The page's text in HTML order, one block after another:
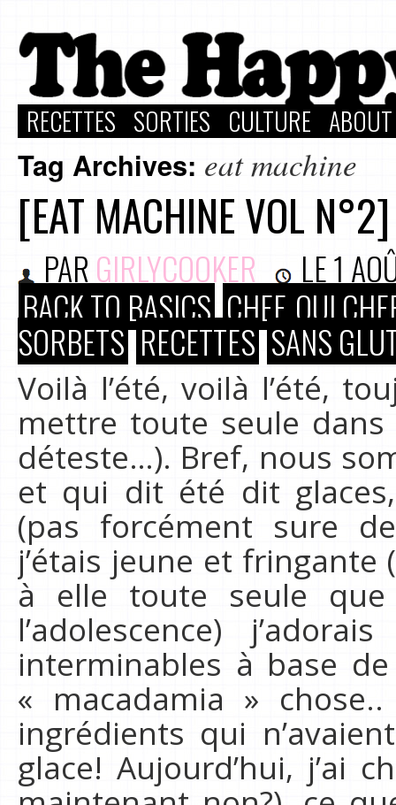
RECETTES SORTIES CULTURE
Tag Archives: eat machine
[EAT MACHINE VOL
PAR GIRLYCOOKER LE1
BACK TO BASICS CHEF, OUI
SORBETS RECETTES SANS
Voilà l’été, voilà l’été,
mettre toute seule
déteste…). Bref, nous
et qui dit été dit glaces,
(pas forcément sure
j’étais jeune et
à elle toute seule
l’adolescence)
interminables à base
« macadamia »
ingrédients qui
glace! Aujourd’hui, j’ai